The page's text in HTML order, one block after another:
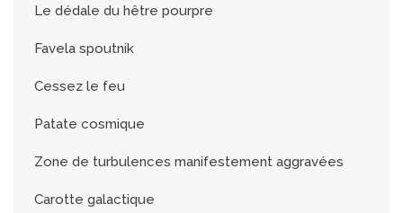
Le dédale du hêtre pourpre
Favela spoutnik
Cessez le feu
Patate cosmique
Zone de turbulences manifestement aggravées
Carotte galactique